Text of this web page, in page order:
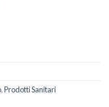
,Prodotti Sanitari